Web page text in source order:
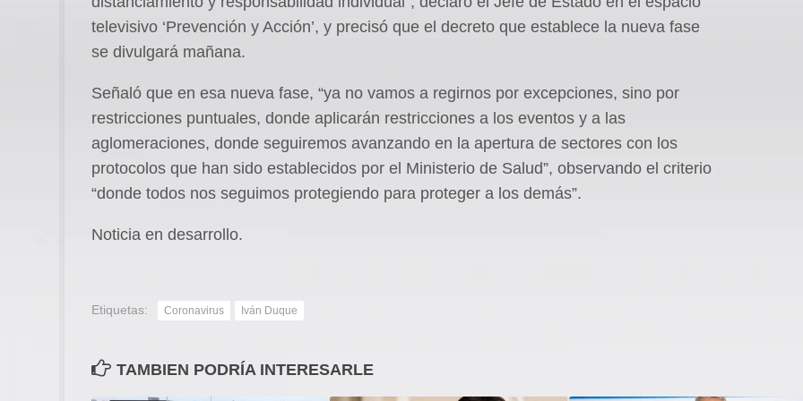
televisivo ‘Prevención y Acción’, y precisó que el decreto que establece la nueva fase
se divulgará mañana.
Señaló que en esa nueva fase, “ya no vamos a regirnos por excepciones, sino por
restricciones puntuales, donde aplicarán restricciones a los eventos y a las
aglomeraciones, donde seguiremos avanzando en la apertura de sectores con los
protocolos que han sido establecidos por el Ministerio de Salud”, observando el criterio
“donde todos nos seguimos protegiendo para proteger a los demás”.
Noticia en desarrollo.
Etiquetas: Coronavirus Iván Duque
TAMBIEN PODRÍA INTERESARLE